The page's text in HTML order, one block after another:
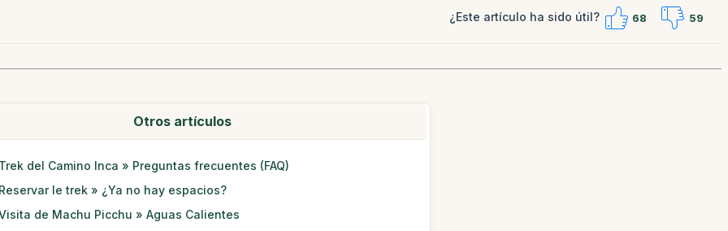
¿Este artículo ha sido útil? 68 59
Otros artículos
del Camino Inca » Preguntas frecuentes (FAQ)
le trek » ¿Ya no hay espacios?
de Machu Picchu » Aguas Calientes